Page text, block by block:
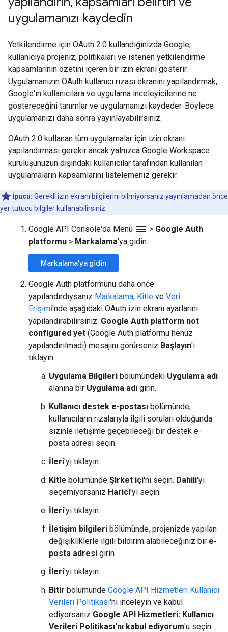
uygulamanızı kaydedin
Yetkilendirme için OAuth 2.0 kullandığınızda Google,
kullanıcıya projeniz, politikaları ve istenen yetkilendirme
kapsamlarının özetini içeren bir izin ekranı gösterir.
Uygulamanızın OAuth kullanıcı rızası ekranını yapılandırmak,
Google'ın kullanıcılara ve uygulama inceleyicilerine ne
göstereceğini tanımlar ve uygulamanızı kaydeder. Böylece
uygulamanızı daha sonra yayınlayabilirsiniz.
OAuth 2.0 kullanan tüm uygulamalar için izin ekranı
yapılandırması gerekir ancak yalnızca Google Workspace
kuruluşunuzun dışındaki kullanıcılar tarafından kullanılan
uygulamaların kapsamlarını listelemeniz gerekir.
İpucu: Gerekli izin ekranı bilgilerini bilmiyorsanız yayınlamadan önce
yer tutucu bilgiler kullanabilirsiniz.
Google API Console'da Menü menu > Google Auth
platformu > Markalama'ya gidin.
Markalama'ya gidin
Google Auth platformunu daha önce
yapılandırdıysanız Markalama, Kitle ve Veri
Erişimi'nde aşağıdaki OAuth izin ekranı ayarlarını
yapılandırabilirsiniz. Google Auth platform not
configured yet (Google Auth platformu henüz
yapılandırılmadı) mesajını görürseniz Başlayın'ı
tıklayın:
Uygulama Bilgileri bölümündeki Uygulama adı
alanına bir Uygulama adı girin.
Kullanıcı destek e-postası bölümünde,
kullanıcıların rızalarıyla ilgili soruları olduğunda
sizinle iletişime geçebileceği bir destek e-
posta adresi seçin.
İleri'yi tıklayın.
Kitle bölümünde Şirket içi'ni seçin. Dahili'yi
seçemiyorsanız Harici'yi seçin.
İleri'yi tıklayın.
İletişim bilgileri bölümünde, projenizde yapılan
değişikliklerle ilgili bildirim alabileceğiniz bir e-
posta adresi girin.
İleri'yi tıklayın.
Bitir bölümünde Google API Hizmetleri Kullanıcı
Verileri Politikası'nı inceleyin ve kabul
ediyorsanız Google API Hizmetleri: Kullanıcı
Verileri Politikası'nı kabul ediyorum'u seçin.